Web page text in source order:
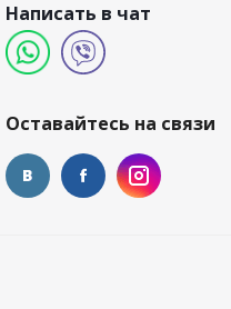
Написать в чат
Оставайтесь на связи